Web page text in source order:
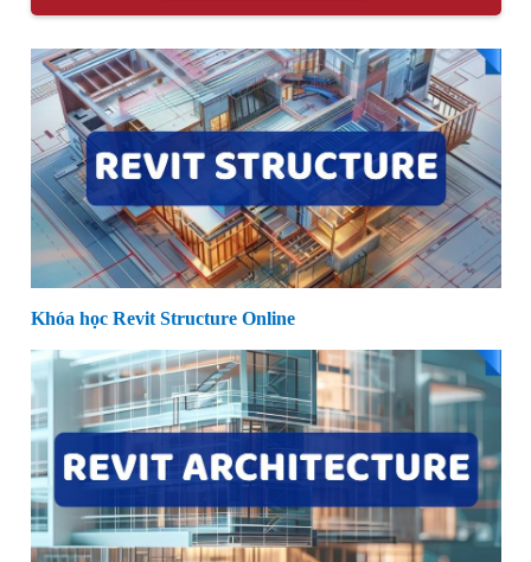
Khóa học Revit Structure Online